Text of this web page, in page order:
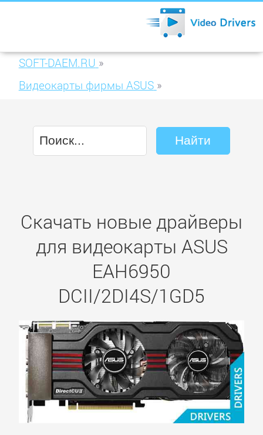
SOFT-DAEM.RU »
Видеокарты фирмы ASUS »
Скачать новые драйверы
для видеокарты ASUS
EAH6950
DCII/2DI4S/1GD5